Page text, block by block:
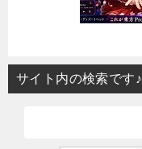
サイト内の検索です♪